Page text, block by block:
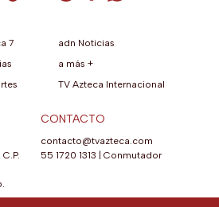
7
adn Noticias
a más +
TV Azteca Internacional
CONTACTO
contacto@tvazteca.com
55 1720 1313
Conmutador